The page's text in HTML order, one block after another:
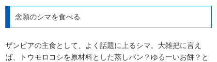
念願のシマを食べる
ザンビアの主食として、よく話題に上るシマ。大雑把に言え
ば、トウモロコシを原材料とした蒸しパン？ゆるーいお餅？と